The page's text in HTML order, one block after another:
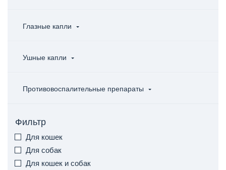
Глазные капли
Ушные капли
Противовоспалительные препараты
Фильтр
Для кошек
Для собак
Для кошек и собак